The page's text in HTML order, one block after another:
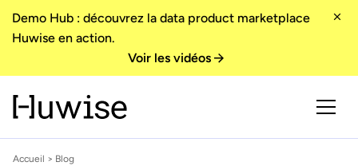
Demo Hub : découvrez la data product marketplace
Huwise en action.
Voir les vidéos
Accueil > Blog